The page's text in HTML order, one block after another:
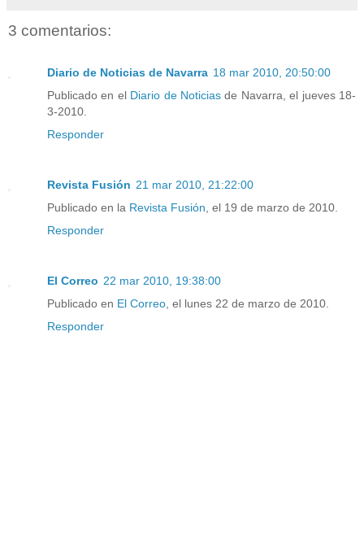
3 comentarios:
Diario de Noticias de Navarra 18 mar 2010, 20:50:00
Publicado en el Diario de Noticias de Navarra, el jueves 18-
3-2010.
Responder
Revista Fusión 21 mar 2010, 21:22:00
Publicado en la Revista Fusión , el 19 de marzo de 2010.
Responder
El Correo 22 mar 2010, 19:38:00
Publicado en El Correo , el lunes 22 de marzo de 2010.
Responder